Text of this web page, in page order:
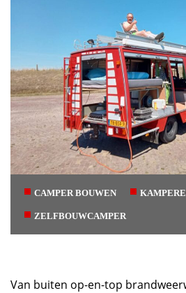
CAMPER BOUWEN
ZELFBOUWCAMPER
Van buiten op-en-top